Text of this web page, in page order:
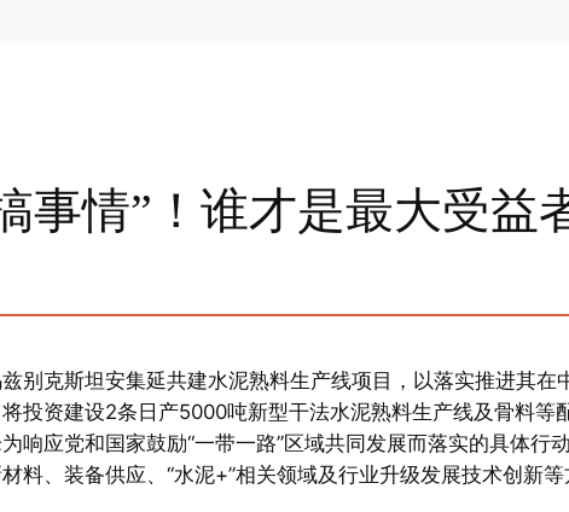
事情”！谁才是最大受益
别克斯坦安集延共建水泥熟料生产线项目，以落实推进其在
投资建设2条日产5000吨新型干法水泥熟料生产线及骨料等
响应党和国家鼓励“一带一路”区域共同发展而落实的具体行
料、装备供应、“水泥+”相关领域及行业升级发展技术创新